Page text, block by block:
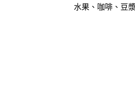
水果、咖啡、豆